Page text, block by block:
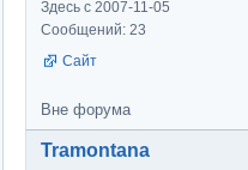
Здесь с 2007-11-05
Сообщений: 23
Сайт
Вне форума
Tramontana